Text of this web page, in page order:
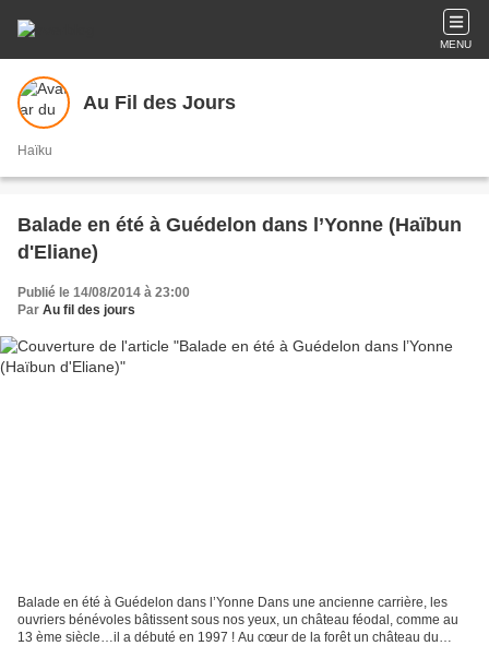
MENU
Au Fil des Jours
Haïku
Balade en été à Guédelon dans l’Yonne (Haïbun
d'Eliane)
Publié le 14/08/2014 à 23:00
Par Au fil des jours
Balade en été à Guédelon dans l’Yonne Dans une ancienne carrière, les
ouvriers bénévoles bâtissent sous nos yeux, un château féodal, comme au
13 ème siècle…il a débuté en 1997 ! Au cœur de la forêt un château du